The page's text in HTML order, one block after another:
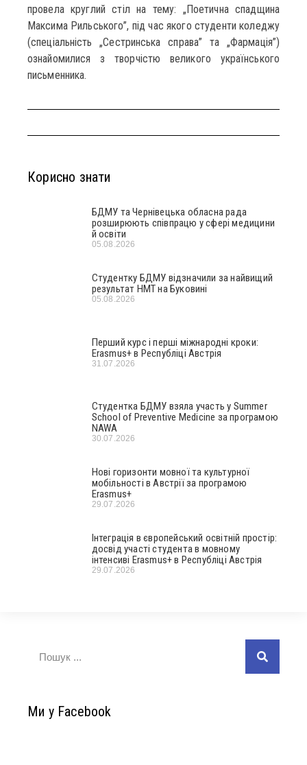
провела круглий стіл на тему: „Поетична спадщина
Максима Рильського”, під час якого студенти коледжу
(спеціальність „Сестринська справа” та „Фармація”)
ознайомилися з творчістю великого українського
письменника.
Корисно знати
БДМУ та Чернівецька обласна рада
розширюють співпрацю у сфері медицини
й освіти
05.08.2026
Студентку БДМУ відзначили за найвищий
результат НМТ на Буковині
05.08.2026
Перший курс і перші міжнародні кроки:
Erasmus+ в Республіці Австрія
31.07.2026
Студентка БДМУ взяла участь у Summer
School of Preventive Medicine за програмою
NAWA
30.07.2026
Нові горизонти мовної та культурної
мобільності в Австрії за програмою
Erasmus+
29.07.2026
Інтеграція в європейський освітній простір:
досвід участі студента в мовному
інтенсиві Erasmus+ в Республіці Австрія
29.07.2026
Ми у Facebook